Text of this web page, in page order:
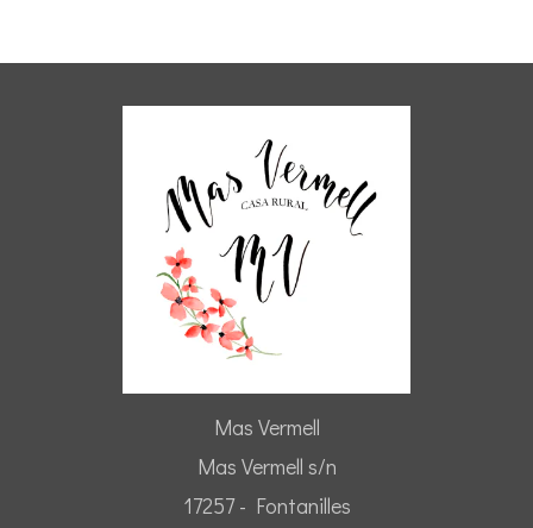
Mas Vermell
Mas Vermell s/n
17257 - Fontanilles